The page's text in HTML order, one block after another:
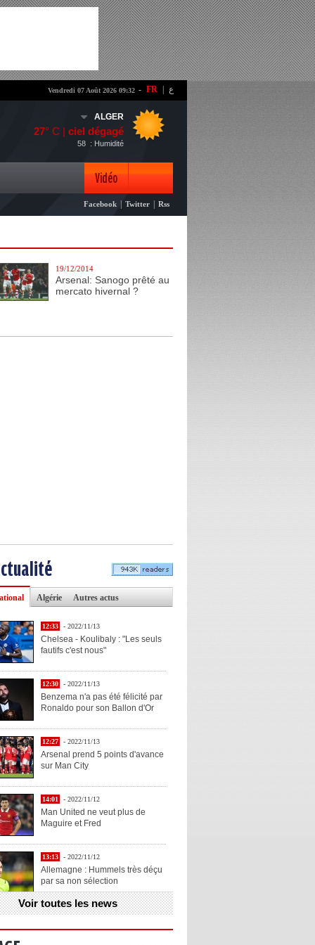
- FR ع Vendredi 07 Août 2026 09:32
ALGER
27° C | ciel dégagé
: Humidité
58
Vidéo
Photo
Facebook Twitter Rss
19/12/2014
Arsenal: Sanogo prêté au
mercato hivernal ?
Algérie Autres actus
12:33 - 2022/11/13
Chelsea - Koulibaly : "Les seuls
fautifs c'est nous"
12:30 - 2022/11/13
Benzema n'a pas été félicité par
Ronaldo pour son Ballon d'Or
12:27 - 2022/11/13
Arsenal prend 5 points d'avance
sur Man City
14:01 - 2022/11/12
Man United ne veut plus de
Maguire et Fred
13:13 - 2022/11/12
Allemagne : Hummels très déçu
par sa non sélection
13:11 - 2022/11/12
Henry explique la chose qu'il
Voir toutes les news